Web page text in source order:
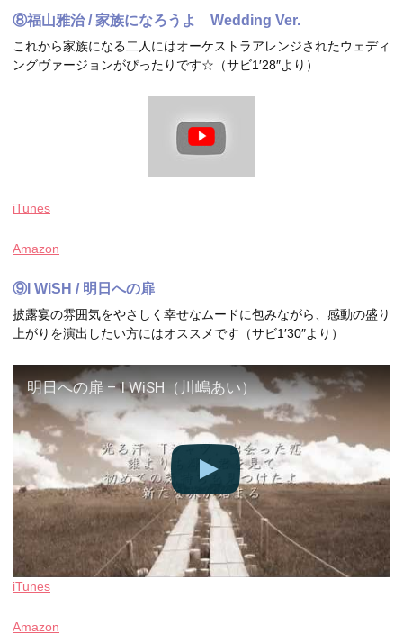
⑧福山雅治 / 家族になろうよ Wedding Ver.
これから家族になる二人にはオーケストラアレンジされたウェディ
ングヴァージョンがぴったりです☆（サビ1′28″より）
iTunes
Amazon
⑨I WiSH / 明日への扉
披露宴の雰囲気をやさしく幸せなムードに包みながら、感動の盛り
上がりを演出したい方にはオススメです（サビ1′30″より）
明日への扉 – I WiSH（川嶋あい）
iTunes
Amazon